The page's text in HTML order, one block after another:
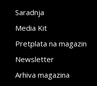
Saradnja
Media Kit
Pretplata na magazin
Newsletter
Arhiva magazina